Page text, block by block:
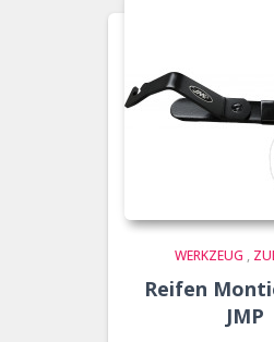
WERKZEUG ,
Reifen
JMP